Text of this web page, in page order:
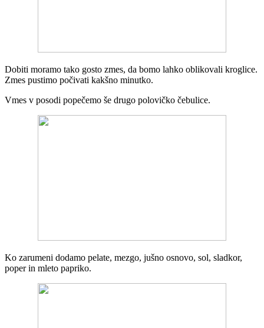
Dobiti moramo tako gosto zmes, da bomo lahko oblikovali kroglice.
Zmes pustimo počivati kakšno minutko.
Vmes v posodi popečemo še drugo polovičko čebulice.
Ko zarumeni dodamo pelate, mezgo, jušno osnovo, sol, sladkor,
poper in mleto papriko.